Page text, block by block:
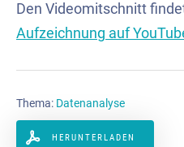
Den Videomitschnitt
Aufzeichnung auf
Thema: Datenanalyse
HERUNTERLADEN